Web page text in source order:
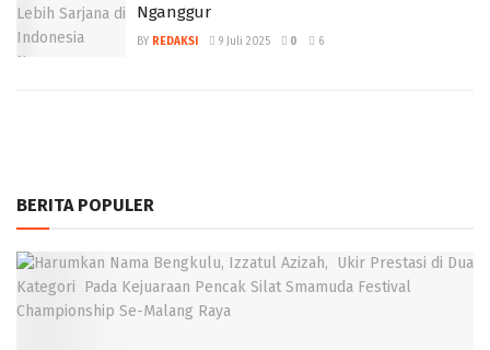
Nganggur
BY REDAKSI 9 Juli 2025 0 6
BERITA POPULER